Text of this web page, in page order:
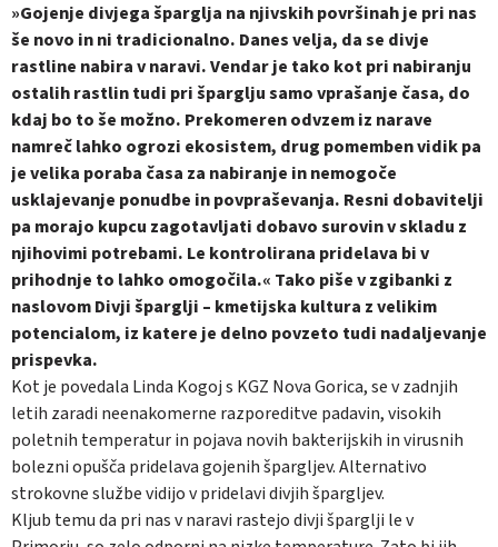
»Gojenje divjega šparglja na njivskih površinah je pri nas
še novo in ni tradicionalno. Danes velja, da se divje
rastline nabira v naravi. Vendar je tako kot pri nabiranju
ostalih rastlin tudi pri šparglju samo vprašanje časa, do
kdaj bo to še možno. Prekomeren odvzem iz narave
namreč lahko ogrozi ekosistem, drug pomemben vidik pa
je velika poraba časa za nabiranje in nemogoče
usklajevanje ponudbe in povpraševanja. Resni dobavitelji
pa morajo kupcu zagotavljati dobavo surovin v skladu z
njihovimi potrebami. Le kontrolirana pridelava bi v
prihodnje to lahko omogočila.« Tako piše v zgibanki z
naslovom Divji šparglji – kmetijska kultura z velikim
potencialom, iz katere je delno povzeto tudi nadaljevanje
prispevka.
Kot je povedala Linda Kogoj s KGZ Nova Gorica, se v zadnjih
letih zaradi neenakomerne razporeditve padavin, visokih
poletnih temperatur in pojava novih bakterijskih in virusnih
bolezni opušča pridelava gojenih špargljev. Alternativo
strokovne službe vidijo v pridelavi divjih špargljev.
Kljub temu da pri nas v naravi rastejo divji šparglji le v